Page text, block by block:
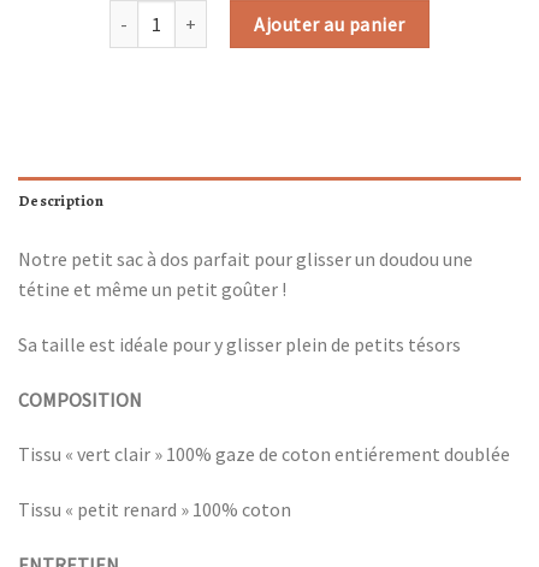
quantité de Sac à dos "Modèle Marius"
Ajouter au panier
Description
Notre petit sac à dos parfait pour glisser un doudou une
tétine et même un petit goûter !
Sa taille est idéale pour y glisser plein de petits tésors
COMPOSITION
Tissu « vert clair » 100% gaze de coton entiérement doublée
Tissu « petit renard » 100% coton